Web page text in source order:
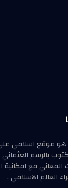
موقع اسلامي على
بالرسم العثماني
مع امكانية
العالم الاسلامي .